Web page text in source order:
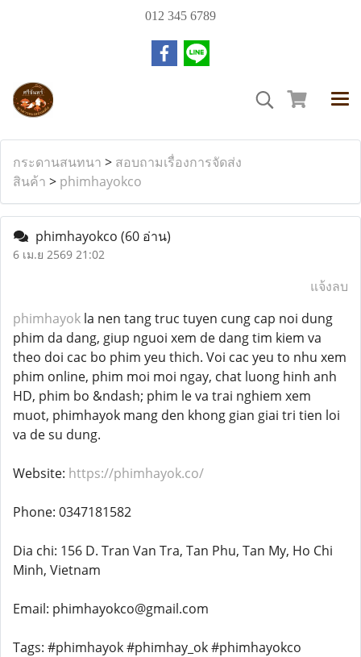
012 345 6789
กระดานสนทนา > สอบถามเรื่องการจัดส่ง
สินค้า > phimhayokco
phimhayokco (60 อ่าน)
6 เม.ย 2569 21:02
แจ้งลบ
phimhayok la nen tang truc tuyen cung cap noi dung
phim da dang, giup nguoi xem de dang tim kiem va
theo doi cac bo phim yeu thich. Voi cac yeu to nhu xem
phim online, phim moi moi ngay, chat luong hinh anh
HD, phim bo &ndash; phim le va trai nghiem xem
muot, phimhayok mang den khong gian giai tri tien loi
va de su dung.
Website: https://phimhayok.co/
Phone: 0347181582
Dia chi: 156 D. Tran Van Tra, Tan Phu, Tan My, Ho Chi
Minh, Vietnam
Email: phimhayokco@gmail.com
Tags: #phimhayok #phimhay_ok #phimhayokco